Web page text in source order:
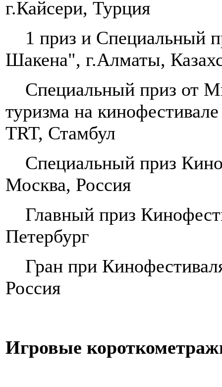
г.Кайсери, Турция
1 приз и Специальный
Шакена", г.Алматы,
Специальный приз от
туризма на
TRT, Стамбул
Специальный приз
Москва, Россия
Главный приз
Петербург
Гран при
Россия
Игровые